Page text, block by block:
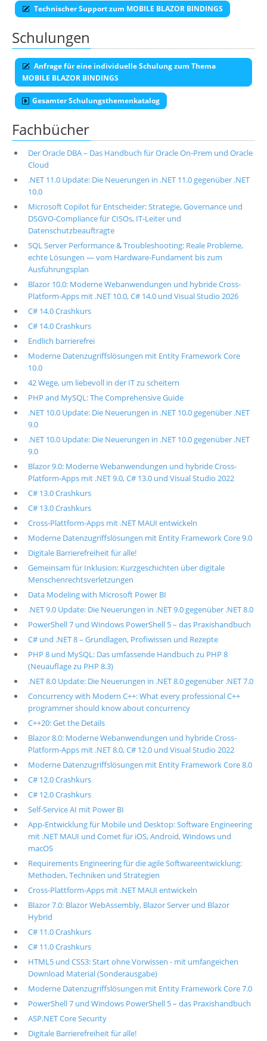
Technischer Support zum MOBILE BLAZOR BINDINGS
Schulungen
Anfrage für eine individuelle Schulung zum Thema
MOBILE BLAZOR BINDINGS
Gesamter Schulungsthemenkatalog
Fachbücher
Der Oracle DBA – Das Handbuch für Oracle On-Prem und Oracle
Cloud
.NET 11.0 Update: Die Neuerungen in .NET 11.0 gegenüber .NET
10.0
Microsoft Copilot für Entscheider: Strategie, Governance und
DSGVO-Compliance für CISOs, IT-Leiter und
Datenschutzbeauftragte
SQL Server Performance & Troubleshooting: Reale Probleme,
echte Lösungen — vom Hardware-Fundament bis zum
Ausführungsplan
Blazor 10.0: Moderne Webanwendungen und hybride Cross-
Platform-Apps mit .NET 10.0, C# 14.0 und Visual Studio 2026
C# 14.0 Crashkurs
C# 14.0 Crashkurs
Endlich barrierefrei
Moderne Datenzugriffslösungen mit Entity Framework Core
10.0
42 Wege, um liebevoll in der IT zu scheitern
PHP and MySQL: The Comprehensive Guide
.NET 10.0 Update: Die Neuerungen in .NET 10.0 gegenüber .NET
9.0
.NET 10.0 Update: Die Neuerungen in .NET 10.0 gegenüber .NET
9.0
Blazor 9.0: Moderne Webanwendungen und hybride Cross-
Platform-Apps mit .NET 9.0, C# 13.0 und Visual Studio 2022
C# 13.0 Crashkurs
C# 13.0 Crashkurs
Cross-Plattform-Apps mit .NET MAUI entwickeln
Moderne Datenzugriffslösungen mit Entity Framework Core 9.0
Digitale Barrierefreiheit für alle!
Gemeinsam für Inklusion: Kurzgeschichten über digitale
Menschenrechtsverletzungen
Data Modeling with Microsoft Power BI
.NET 9.0 Update: Die Neuerungen in .NET 9.0 gegenüber .NET 8.0
PowerShell 7 und Windows PowerShell 5 – das Praxishandbuch
C# und .NET 8 – Grundlagen, Profiwissen und Rezepte
PHP 8 und MySQL: Das umfassende Handbuch zu PHP 8
(Neuauflage zu PHP 8.3)
.NET 8.0 Update: Die Neuerungen in .NET 8.0 gegenüber .NET 7.0
Concurrency with Modern C++: What every professional C++
programmer should know about concurrency
C++20: Get the Details
Blazor 8.0: Moderne Webanwendungen und hybride Cross-
Platform-Apps mit .NET 8.0, C# 12.0 und Visual Studio 2022
Moderne Datenzugriffslösungen mit Entity Framework Core 8.0
C# 12.0 Crashkurs
C# 12.0 Crashkurs
Self-Service AI mit Power BI
App-Entwicklung für Mobile und Desktop: Software Engineering
mit .NET MAUI und Comet für iOS, Android, Windows und
macOS
Requirements Engineering für die agile Softwareentwicklung:
Methoden, Techniken und Strategien
Cross-Plattform-Apps mit .NET MAUI entwickeln
Blazor 7.0: Blazor WebAssembly, Blazor Server und Blazor
Hybrid
C# 11.0 Crashkurs
C# 11.0 Crashkurs
HTML5 und CSS3: Start ohne Vorwissen - mit umfangeichen
Download Material (Sonderausgabe)
Moderne Datenzugriffslösungen mit Entity Framework Core 7.0
PowerShell 7 und Windows PowerShell 5 – das Praxishandbuch
ASP.NET Core Security
Digitale Barrierefreiheit für alle!